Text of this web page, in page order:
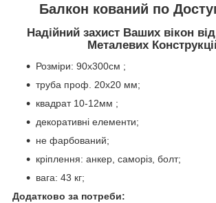
Балкон кований по
Надійний захист Ваших вікон
Металевих
Розміри: 90х300см ;
труба проф. 20х20 мм;
квадрат 10-12мм ;
декоративні елементи;
не фарбований;
кріплення: анкер, саморіз, болт;
вага: 43 кг;
Додатково за потреби: